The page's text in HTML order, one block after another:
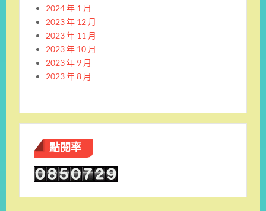
2024 年 1 月
2023 年 12 月
2023 年 11 月
2023 年 10 月
2023 年 9 月
2023 年 8 月
點閱率